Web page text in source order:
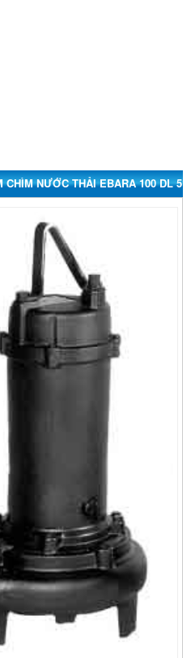
NƯỚC THẢI EBARA 100 DL